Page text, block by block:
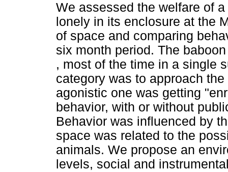
We assessed the welfare of
lonely in its enclosure at the
of space and comparing
six month period. The
, most of the time in a single
category was to approach
agonistic one was getting
behavior, with or without
Behavior was influenced by
space was related to the
animals. We propose an
levels, social and